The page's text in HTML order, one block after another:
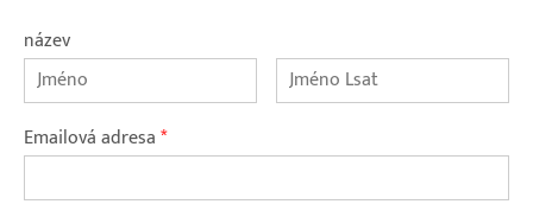
název
Emailová adresa*